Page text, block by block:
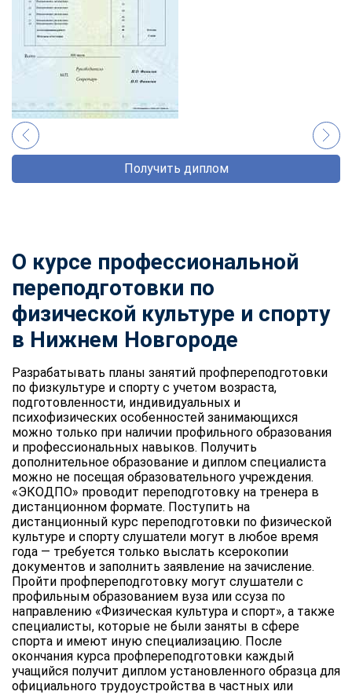
Получить диплом
О курсе профессиональной
переподготовки по
физической культуре и спорту
в Нижнем Новгороде
Разрабатывать планы занятий профпереподготовки
по физкультуре и спорту с учетом возраста,
подготовленности, индивидуальных и
психофизических особенностей занимающихся
можно только при наличии профильного образования
и профессиональных навыков. Получить
дополнительное образование и диплом специалиста
можно не посещая образовательного учреждения.
«ЭКОДПО» проводит переподготовку на тренера в
дистанционном формате. Поступить на
дистанционный курс переподготовки по физической
культуре и спорту слушатели могут в любое время
года — требуется только выслать ксерокопии
документов и заполнить заявление на зачисление.
Пройти профпереподготовку могут слушатели с
профильным образованием вуза или ссуза по
направлению «Физическая культура и спорт», а также
специалисты, которые не были заняты в сфере
спорта и имеют иную специализацию. После
окончания курса профпереподготовки каждый
учащийся получит диплом установленного образца для
официального трудоустройства в частных или